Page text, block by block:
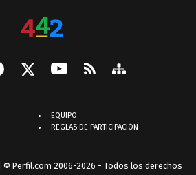
EQUIPO
REGLAS DE PARTICIPACIÓN
| © Perfil.com 2006-2026 - Todos los derechos